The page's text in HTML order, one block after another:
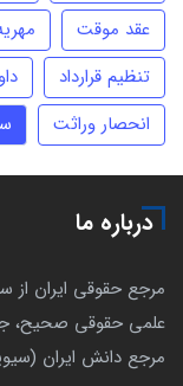
عقد موقت
تنظیم قرارداد
انحصار وراثت
درباره ما
علمی حقوقی صحیح،
مرجع دانش ایران